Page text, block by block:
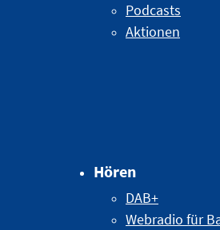
Podcasts
Aktionen
Hören
DAB+
Webradio für